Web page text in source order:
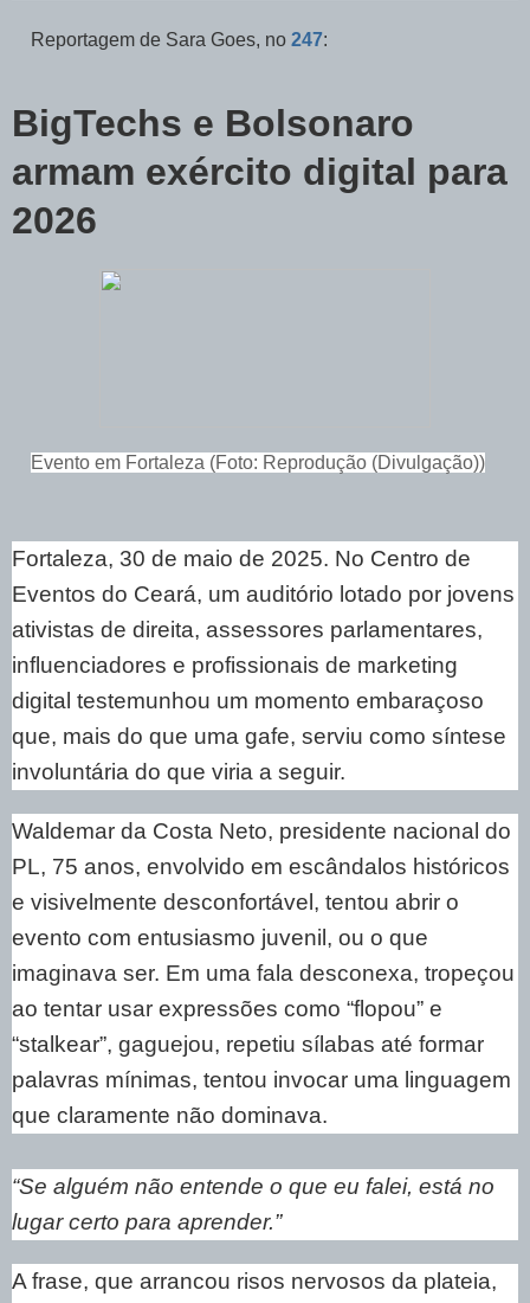
Reportagem de Sara Goes, no 247:
BigTechs e Bolsonaro
armam exército digital para
2026
Evento em Fortaleza (Foto: Reprodução (Divulgação))
Fortaleza, 30 de maio de 2025. No Centro de
Eventos do Ceará, um auditório lotado por jovens
ativistas de direita, assessores parlamentares,
influenciadores e profissionais de marketing
digital testemunhou um momento embaraçoso
que, mais do que uma gafe, serviu como síntese
involuntária do que viria a seguir.
Waldemar da Costa Neto, presidente nacional do
PL, 75 anos, envolvido em escândalos históricos
e visivelmente desconfortável, tentou abrir o
evento com entusiasmo juvenil, ou o que
imaginava ser. Em uma fala desconexa, tropeçou
ao tentar usar expressões como “flopou” e
“stalkear”, gaguejou, repetiu sílabas até formar
palavras mínimas, tentou invocar uma linguagem
que claramente não dominava.
“Se alguém não entende o que eu falei, está no
lugar certo para aprender.”
A frase, que arrancou risos nervosos da plateia,